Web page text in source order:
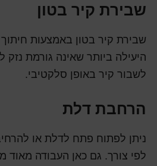
שבירת קיר בטון
שבירת קיר בטון באמצעות
היעילה ביותר שאינה גורמת
לשבור קיר באופן סלקטיבי.
הרחבת דלת
ניתן לפתוח פתח לדלת או
לפי צורך. גם כאן העבודה מאוד